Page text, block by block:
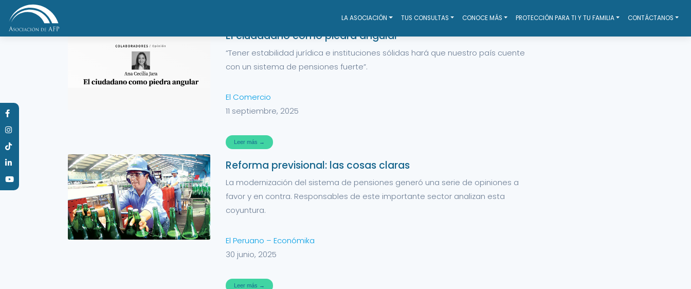
LA ASOCIACIÓN TUS CONSULTAS CONOCE MÁS PROTECCIÓN PARA TI Y TU FAMILIA CONTÁCTANOS
NOTICIAS El ciudadano como piedra angular
“Tener estabilidad jurídica e instituciones sólidas hará que nuestro país cuente
con un sistema de pensiones fuerte”.
El Comercio
11 septiembre, 2025
Leer más →
Reforma previsional: las cosas claras
La modernización del sistema de pensiones generó una serie de opiniones a
favor y en contra. Responsables de este importante sector analizan esta
coyuntura.
El Peruano – Económika
30 junio, 2025
Leer más →